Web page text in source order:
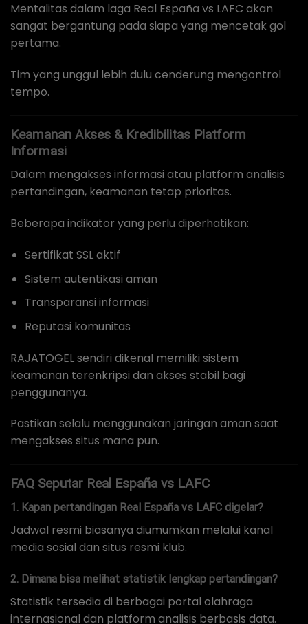
Mentalitas dalam laga Real España vs LAFC akan
sangat bergantung pada siapa yang mencetak gol
pertama.
Tim yang unggul lebih dulu cenderung mengontrol
tempo.
Keamanan Akses & Kredibilitas Platform
Informasi
Dalam mengakses informasi atau platform analisis
pertandingan, keamanan tetap prioritas.
Beberapa indikator yang perlu diperhatikan:
Sertifikat SSL aktif
Sistem autentikasi aman
Transparansi informasi
Reputasi komunitas
RAJATOGEL sendiri dikenal memiliki sistem
keamanan terenkripsi dan akses stabil bagi
penggunanya.
Pastikan selalu menggunakan jaringan aman saat
mengakses situs mana pun.
FAQ Seputar Real España vs LAFC
1. Kapan pertandingan Real España vs LAFC digelar?
Jadwal resmi biasanya diumumkan melalui kanal
media sosial dan situs resmi klub.
2. Dimana bisa melihat statistik lengkap pertandingan?
Statistik tersedia di berbagai portal olahraga
internasional dan platform analisis berbasis data.